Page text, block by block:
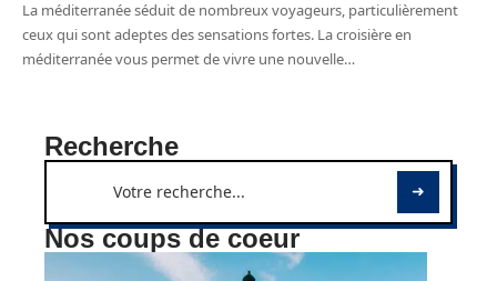
La méditerranée séduit de nombreux voyageurs, particulièrement
ceux qui sont adeptes des sensations fortes. La croisière en
méditerranée vous permet de vivre une nouvelle…
Recherche
Nos coups de coeur